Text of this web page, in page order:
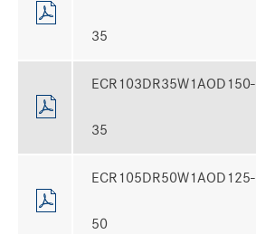
35
ECR103DR35W1AOD150-
35
ECR105DR50W1AOD125-
50